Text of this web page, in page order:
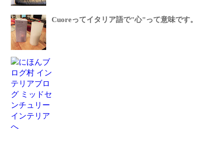
Cuoreってイタリア語で"心"って意味です。